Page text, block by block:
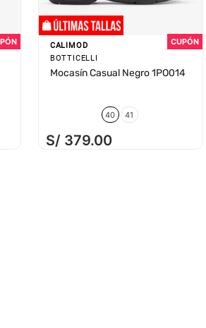
CALIMOD
BOTTICELLI
Mocasín Casual Negro 1PO014
40 41
S/ 379.00